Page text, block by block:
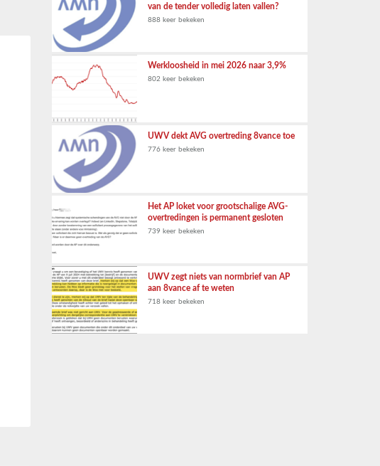
van de tender volledig laten vallen?
888 keer bekeken
Werkloosheid in mei 2026 naar 3,9%
802 keer bekeken
UWV dekt AVG overtreding 8vance toe
776 keer bekeken
Het AP loket voor grootschalige AVG-
overtredingen is permanent gesloten
739 keer bekeken
UWV zegt niets van normbrief van AP
aan 8vance af te weten
718 keer bekeken